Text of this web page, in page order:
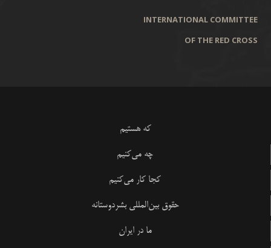
INTERNATIONAL COMMITTEE
OF THE RED CROSS
که هستیم
چه می‌کنیم
کجا کار می‌کنیم
حقوق بین‌المللی بشردوستانه
ما در ایران